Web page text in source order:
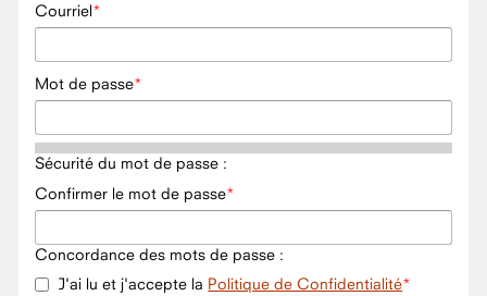
Courriel
Mot de passe
Sécurité du mot de passe :
Confirmer le mot de passe
Concordance des mots de passe :
J'ai lu et j'accepte la Politique de Confidentialité